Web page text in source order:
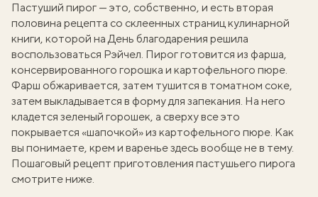
Пастуший пирог — это, собственно, и есть вторая
половина рецепта со склеенных страниц кулинарной
книги, которой на День благодарения решила
воспользоваться Рэйчел. Пирог готовится из фарша,
консервированного горошка и картофельного пюре.
Фарш обжаривается, затем тушится в томатном соке,
затем выкладывается в форму для запекания. На него
кладется зеленый горошек, а сверху все это
покрывается «шапочкой» из картофельного пюре. Как
вы понимаете, крем и варенье здесь вообще не в тему.
Пошаговый рецепт приготовления пастушьего пирога
смотрите ниже.